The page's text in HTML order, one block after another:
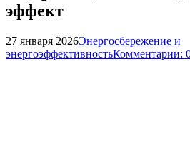
эффект
27 января 2026Энергосбережение и
энергоэффективностьКомментарии: